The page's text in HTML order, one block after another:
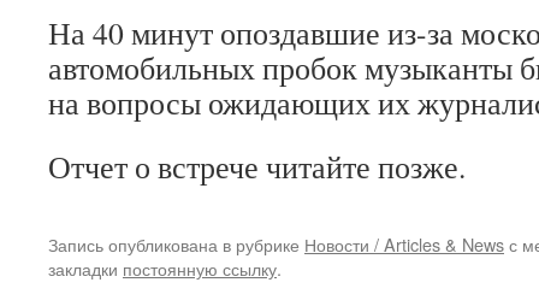
На 40 минут опоздавшие из-за
автомобильных пробок музыканты
на вопросы ожидающих их
Отчет о встрече читайте позже.
Запись опубликована в рубрике Новости / Articles & Newsс
закладки постоянную ссылку.